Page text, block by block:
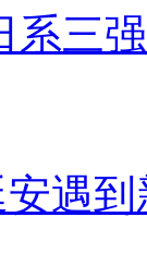
系三
遇